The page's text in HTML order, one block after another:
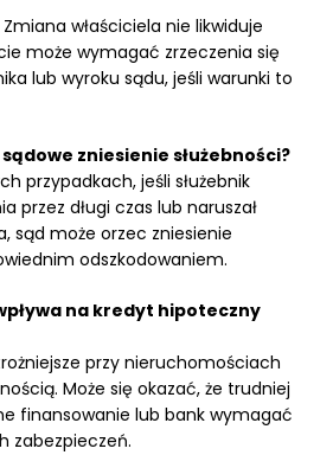
właściciela nie likwiduje
może wymagać zrzeczenia się
lub wyroku sądu, jeśli warunki to
zniesienie służebności?
przypadkach, jeśli służebnik
przez długi czas lub naruszał
sąd może orzec zniesienie
odszkodowaniem.
na kredyt hipoteczny
przy nieruchomościach
Może się okazać, że trudniej
finansowanie lub bank wymagać
zabezpieczeń.